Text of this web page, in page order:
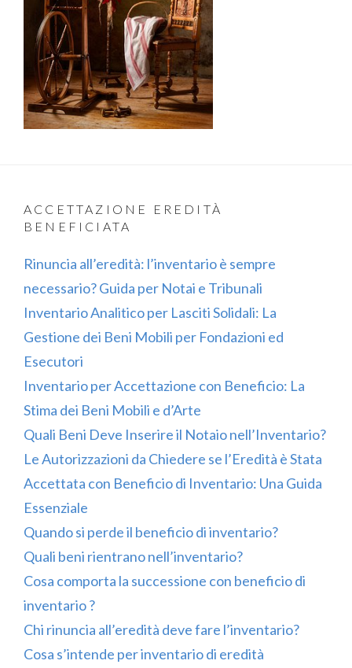
ACCETTAZIONE EREDITÀ
BENEFICIATA
Rinuncia all’eredità: l’inventario è sempre
necessario? Guida per Notai e Tribunali
Inventario Analitico per Lasciti Solidali: La
Gestione dei Beni Mobili per Fondazioni ed
Esecutori
Inventario per Accettazione con Beneficio: La
Stima dei Beni Mobili e d’Arte
Quali Beni Deve Inserire il Notaio nell’Inventario?
Le Autorizzazioni da Chiedere se l’Eredità è Stata
Accettata con Beneficio di Inventario: Una Guida
Essenziale
Quando si perde il beneficio di inventario?
Quali beni rientrano nell’inventario?
Cosa comporta la successione con beneficio di
inventario ?
Chi rinuncia all’eredità deve fare l’inventario?
Cosa s’intende per inventario di eredità